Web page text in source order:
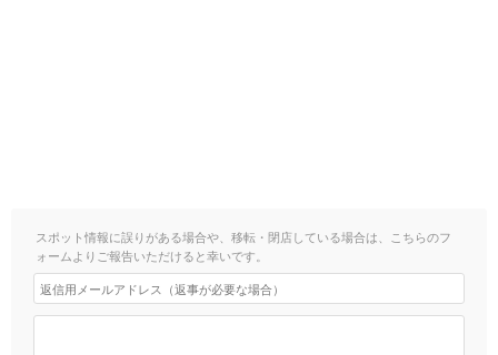
スポット情報に誤りがある場合や、移転・閉店している場合は、こちらのフ
ォームよりご報告いただけると幸いです。